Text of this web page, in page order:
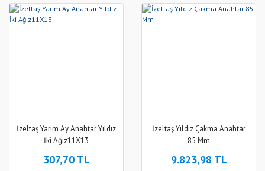
İzeltaş Yarım Ay Anahtar Yıldız
İki Ağız11X13
307,70 TL
İzeltaş Yıldız Çakma Anahtar
85 Mm
9.823,98 TL